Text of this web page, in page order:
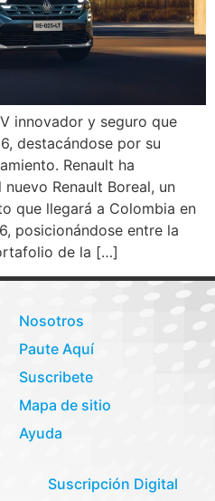
innovador y seguro que
destacándose por su
Renault ha
Renault Boreal, un
que llegará a Colombia en
posicionándose entre la
de la […]
Nosotros
Paute Aquí
Suscribete
Mapa de sitio
Ayuda
Suscripción Digital